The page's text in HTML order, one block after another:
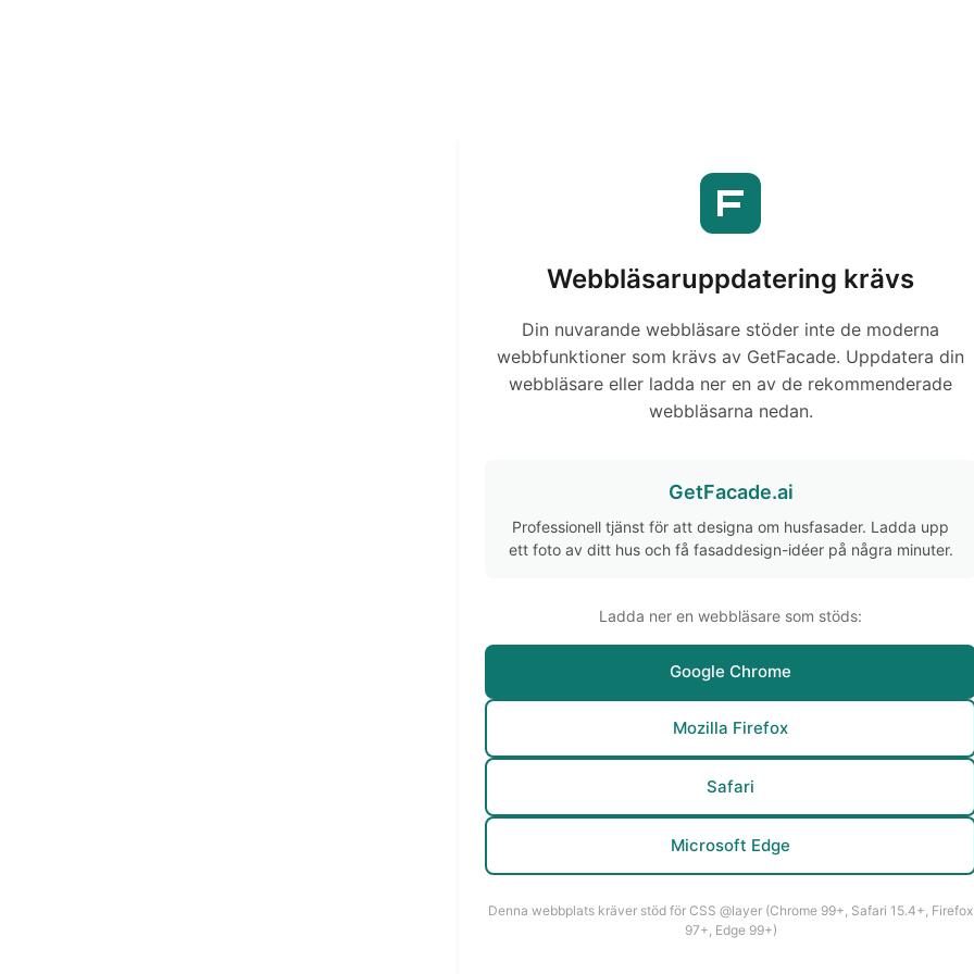
Webbläsaruppdatering krävs
Din nuvarande webbläsare stöder inte de moderna
webbfunktioner som krävs av GetFacade. Uppdatera din
webbläsare eller ladda ner en av de rekommenderade
webbläsarna nedan.
GetFacade.ai
Professionell tjänst för att designa om husfasader. Ladda upp
ett foto av ditt hus och få fasaddesign-idéer på några minuter.
Ladda ner en webbläsare som stöds:
Google Chrome
Mozilla Firefox
Safari
Microsoft Edge
Denna webbplats kräver stöd för CSS @layer (Chrome 99+, Safari 15.4+, Firefox
97+, Edge 99+)